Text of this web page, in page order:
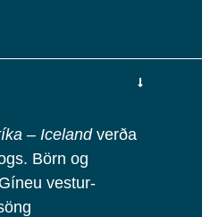
– Icelandverða
Börn og
vestur-